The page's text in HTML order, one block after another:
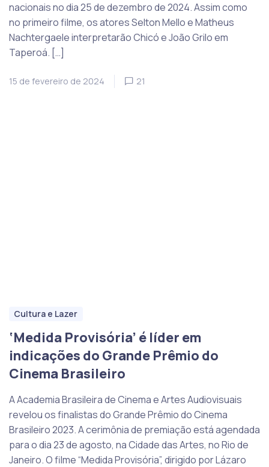
nacionais no dia 25 de dezembro de 2024. Assim como
no primeiro filme, os atores Selton Mello e Matheus
Nachtergaele interpretarão Chicó e João Grilo em
Taperoá. […]
15 de fevereiro de 2024 21
Cultura e Lazer
‘Medida Provisória’ é líder em
indicações do Grande Prêmio do
Cinema Brasileiro
A Academia Brasileira de Cinema e Artes Audiovisuais
revelou os finalistas do Grande Prêmio do Cinema
Brasileiro 2023. A cerimônia de premiação está agendada
para o dia 23 de agosto, na Cidade das Artes, no Rio de
Janeiro. O filme “Medida Provisória”, dirigido por Lázaro